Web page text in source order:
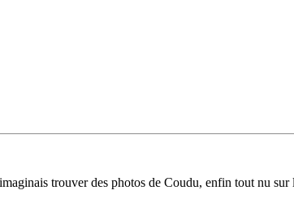
trouver des photos de Coudu, enfin tout nu